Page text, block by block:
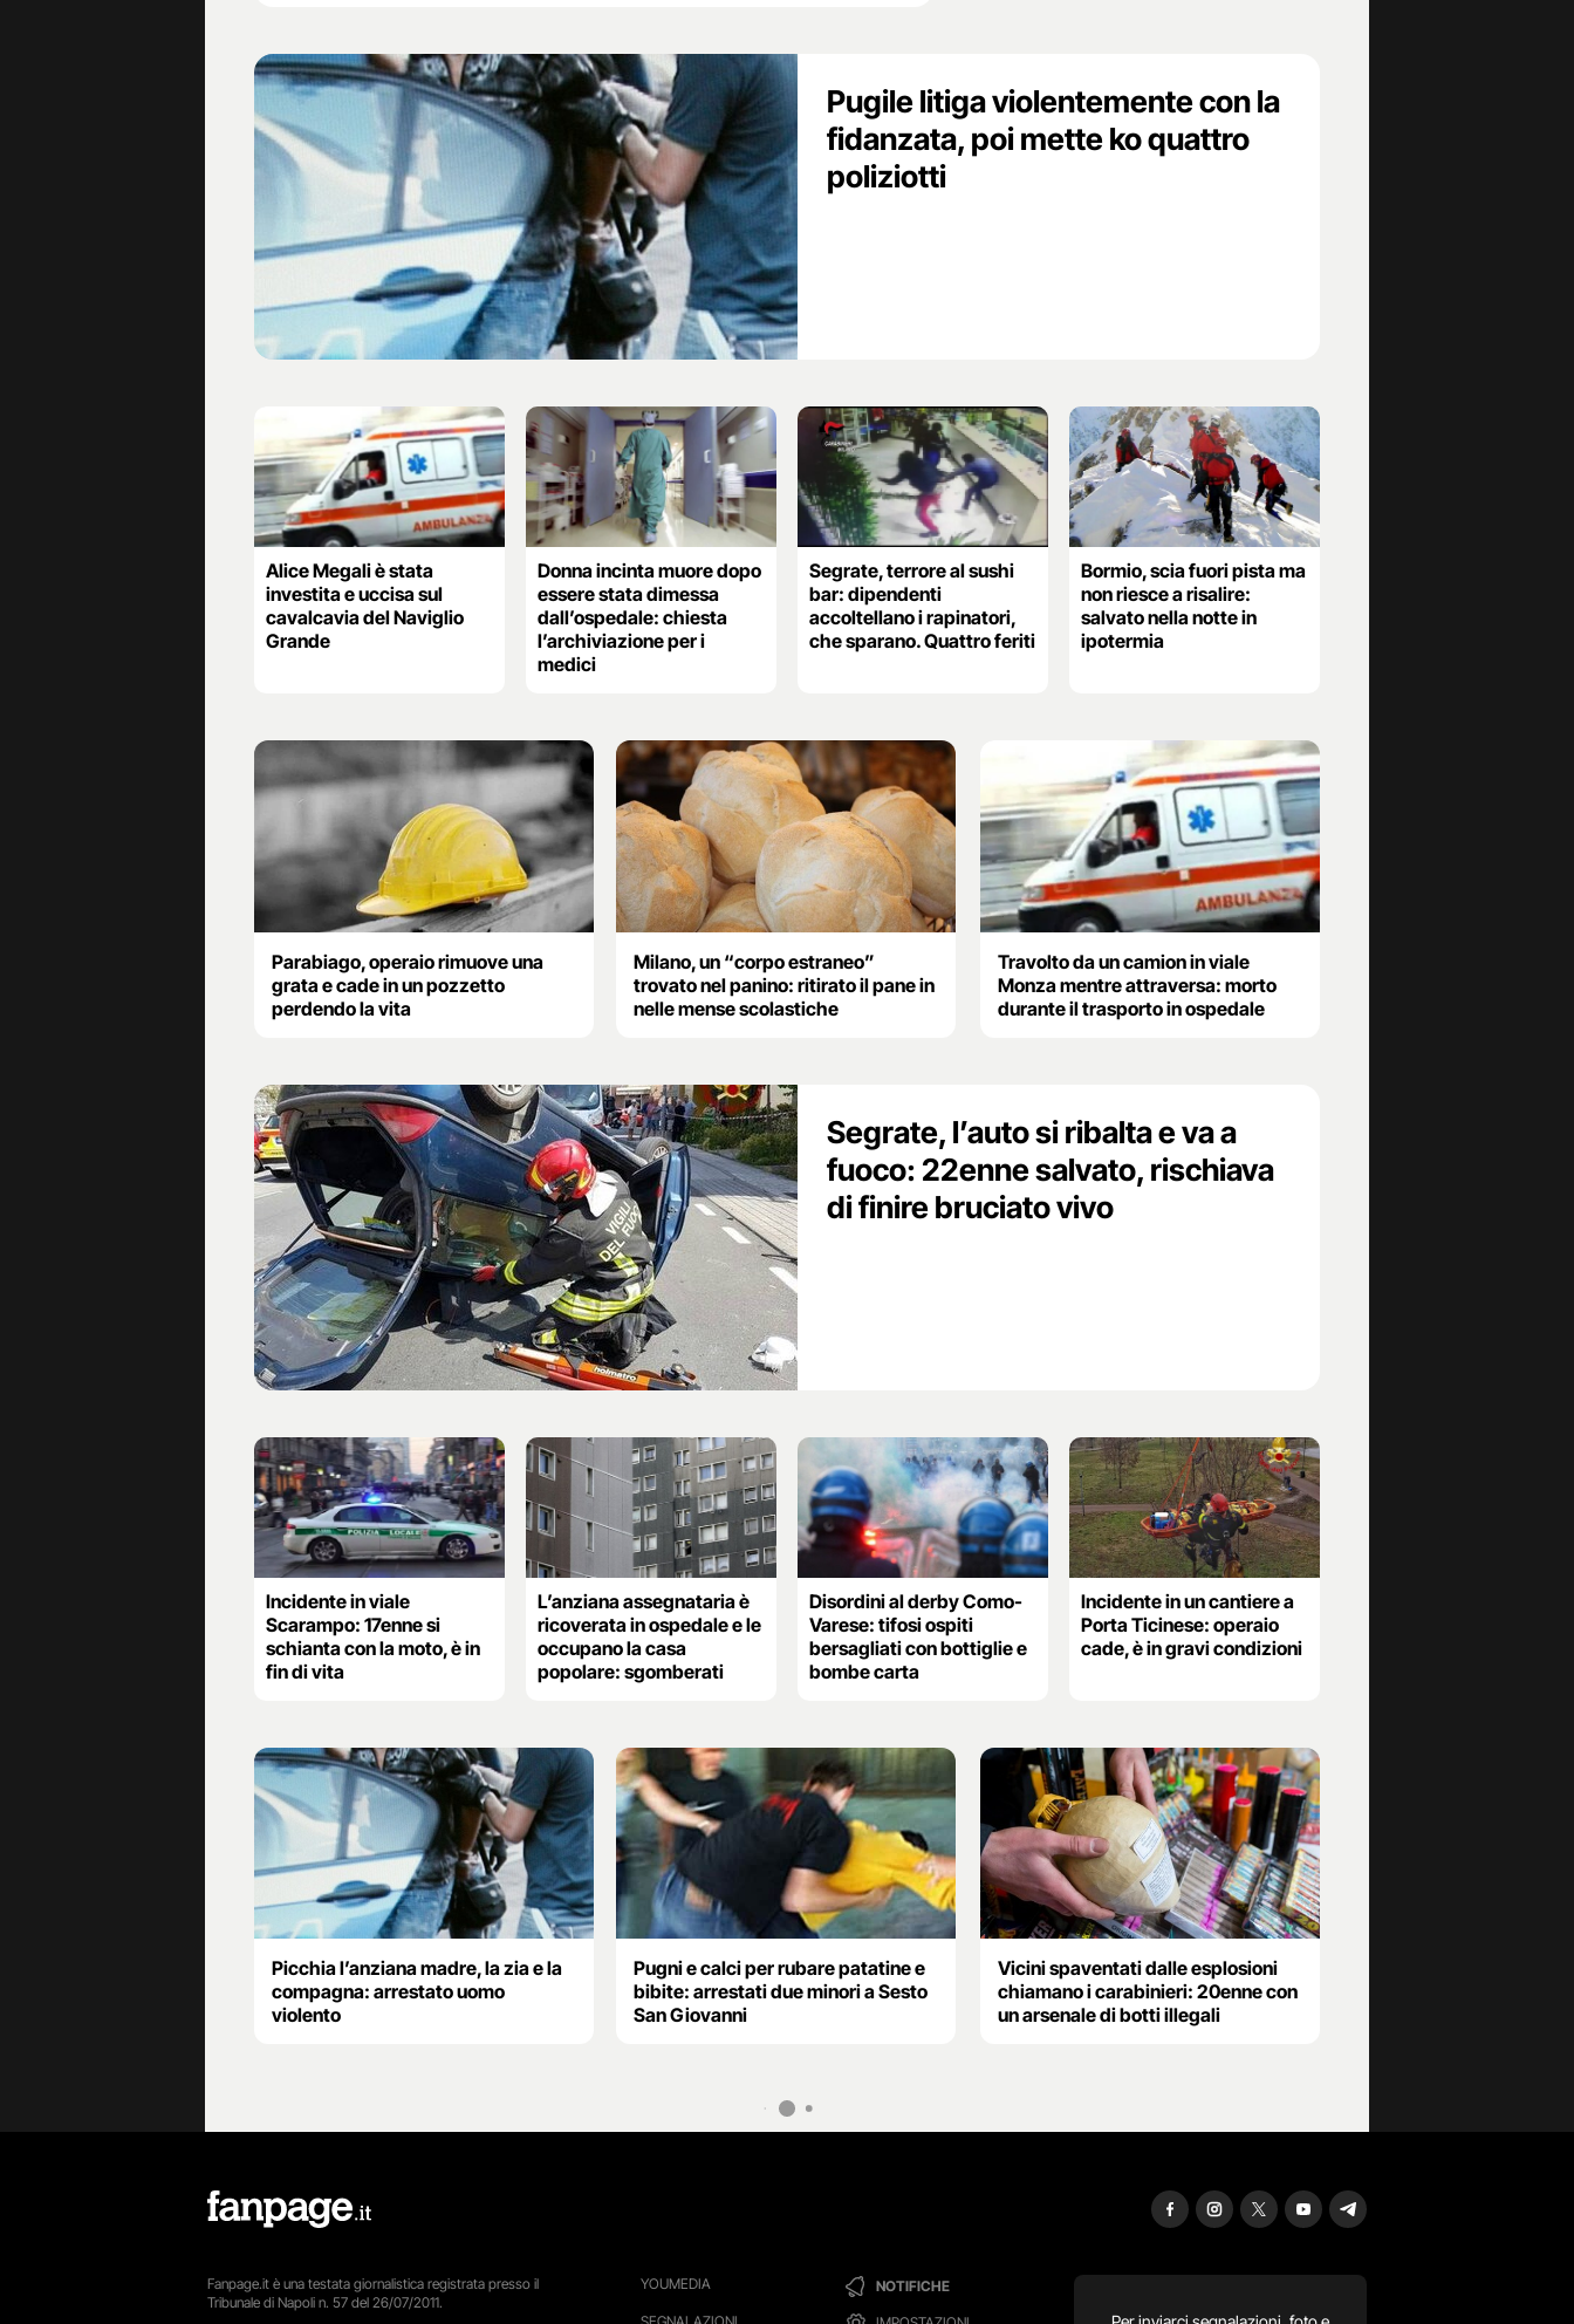
Pugile litiga violentemente con la
fidanzata, poi mette ko quattro
poliziotti
Alice Megali è stata
investita e uccisa sul
cavalcavia del Naviglio
Grande
Donna incinta muore dopo
essere stata dimessa
dall’ospedale: chiesta
l’archiviazione per i
medici
Segrate, terrore al sushi
bar: dipendenti
accoltellano i rapinatori,
che sparano. Quattro feriti
Bormio, scia fuori pista ma
non riesce a risalire:
salvato nella notte in
ipotermia
Parabiago, operaio rimuove una
grata e cade in un pozzetto
perdendo la vita
Milano, un “corpo estraneo”
trovato nel panino: ritirato il pane in
nelle mense scolastiche
Travolto da un camion in viale
Monza mentre attraversa: morto
durante il trasporto in ospedale
Segrate, l’auto si ribalta e va a
fuoco: 22enne salvato, rischiava
di finire bruciato vivo
Incidente in viale
Scarampo: 17enne si
schianta con la moto, è in
fin di vita
L’anziana assegnataria è
ricoverata in ospedale e le
occupano la casa
popolare: sgomberati
Disordini al derby Como-
Varese: tifosi ospiti
bersagliati con bottiglie e
bombe carta
Incidente in un cantiere a
Porta Ticinese: operaio
cade, è in gravi condizioni
Picchia l’anziana madre, la zia e la
compagna: arrestato uomo
violento
Pugni e calci per rubare patatine e
bibite: arrestati due minori a Sesto
San Giovanni
Vicini spaventati dalle esplosioni
chiamano i carabinieri: 20enne con
un arsenale di botti illegali
YOUMEDIA NOTIFICHE
Fanpage.it è una testata giornalistica registrata presso il
Tribunale di Napoli n. 57 del 26/07/2011.